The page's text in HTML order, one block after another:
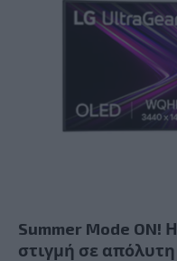
Summer Mode ON!
στιγμή σε